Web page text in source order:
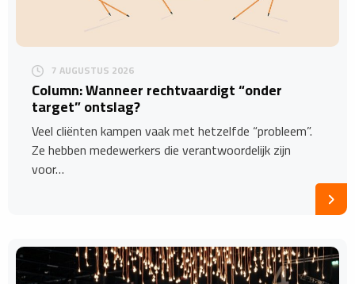
7 AUGUSTUS 2026
Column: Wanneer rechtvaardigt “onder
target” ontslag?
Veel cliënten kampen vaak met hetzelfde “probleem”.
Ze hebben medewerkers die verantwoordelijk zijn
voor…